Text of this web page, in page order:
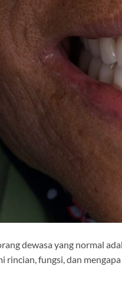
dewasa yang normal
rincian, fungsi, dan